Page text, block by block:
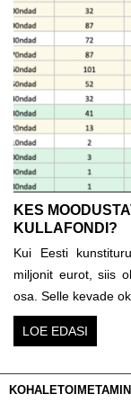
KES
KULLAFONDI?
Kui Eesti
miljonit eurot, siis
osa. Selle kevade
LOE EDASI